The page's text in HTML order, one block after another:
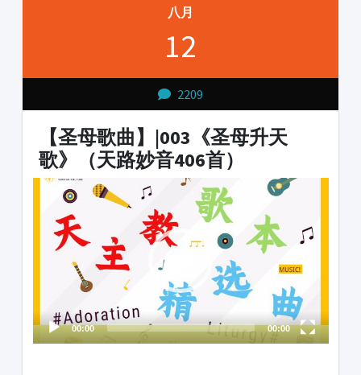
八月
12
2209
【圣母歌曲】|003《圣母升天
歌》（天路妙音406首）
Video
Player
00:00 00:00